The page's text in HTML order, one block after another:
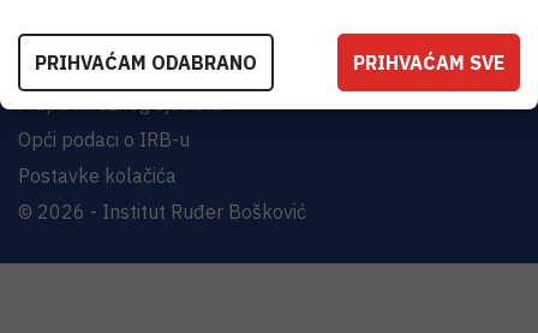
Uvjeti korištenja
Izjava o pristupačnosti
Opći podaci o IRB-u
Postavke kolačića
© 2026 - Institut Ruđer Bošković
PRIHVAĆAM ODABRANO PRIHVAĆAM SVE